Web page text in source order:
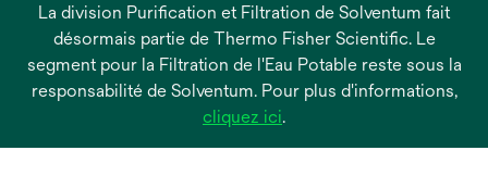
La division Purification et Filtration de Solventum fait
désormais partie de Thermo Fisher Scientific. Le
segment pour la Filtration de l'Eau Potable reste sous la
responsabilité de Solventum. Pour plus d'informations,
cliquez icis’ouvre
.